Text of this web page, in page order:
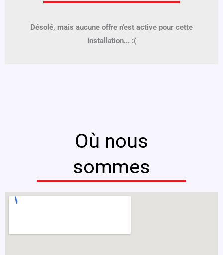
Désolé, mais aucune offre n'est active pour cette
installation... :(
Où nous
sommes